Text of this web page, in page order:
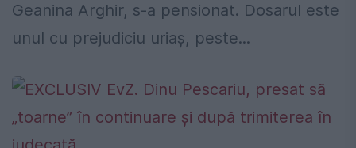
Geanina Arghir, s-a pensionat. Dosarul este
unul cu prejudiciu uriaș, peste...